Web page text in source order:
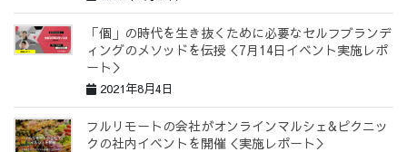
「個」の時代を生き抜くために必要なセルフブランデ
ィングのメソッドを伝授＜7月14日イベント実施レポ
ート＞
2021年8月4日
フルリモートの会社がオンラインマルシェ&ピクニッ
クの社内イベントを開催＜実施レポート＞